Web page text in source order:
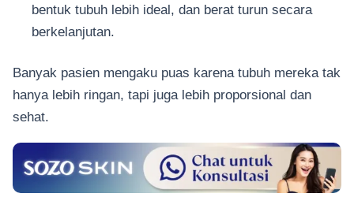
bentuk tubuh lebih ideal, dan berat turun secara
berkelanjutan.
Banyak pasien mengaku puas karena tubuh mereka tak
hanya lebih ringan, tapi juga lebih proporsional dan
sehat.